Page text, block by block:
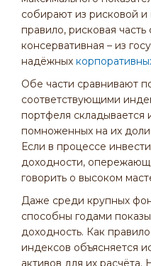
собирают из рисковой и
правило, рисковая часть
консервативная – из
надёжных
Обе части сравнивают
соответствующими
портфеля складывается
помноженных на их
Если в процессе
доходности,
говорить о высоком
Даже среди крупных
способны годами
доходность. Как
индексов объясняется
активов для их